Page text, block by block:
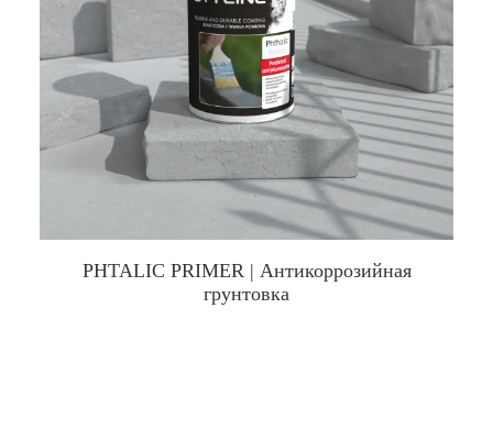
PHTALIC PRIMER | Антикоррозийная
грунтовка